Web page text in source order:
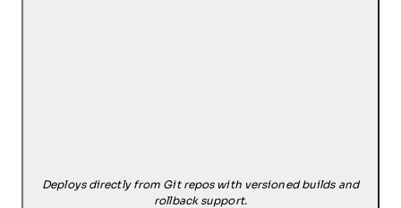
Deploys directly from Git repos with versioned builds and
rollback support.